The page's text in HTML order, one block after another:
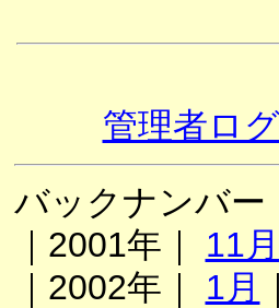
管理者ロ
バックナンバー
｜2001年｜ 11月
｜2002年｜ 1月